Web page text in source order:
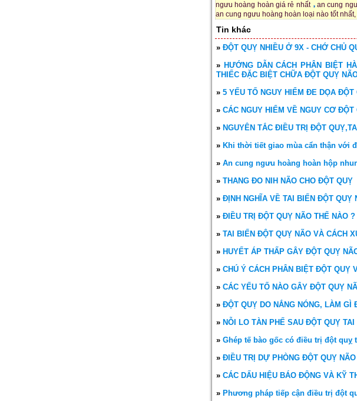
ngưu hoàng hoàn giá rẻ nhất
an cung
an cung ngưu hoàng hoàn loại nào tốt nhất,
Tin khác
» ĐỘT QUỴ NHIỀU Ở 9X - CHỚ CHỦ
» HƯỚNG DẪN CÁCH PHÂN BIỆT
THIẾC ĐẶC BIỆT CHỮA ĐỘT QUỴ
» 5 YẾU TỐ NGUY HIỂM ĐE DỌA
» CÁC NGUY HIỂM VỀ NGUY CƠ ĐỘT
» NGUYÊN TẮC ĐIỀU TRỊ ĐỘT
» Khi thời tiết giao mùa cẩn thận với
» An cung ngưu hoàng hoàn hộp
» THANG ĐO NIH NÃO CHO ĐỘT QUỴ
» ĐỊNH NGHĨA VỀ TAI BIẾN ĐỘT QUỴ
» ĐIỀU TRỊ ĐỘT QUỴ NÃO THẾ NÀO ?
» TAI BIẾN ĐỘT QUỴ NÃO VÀ CÁCH
» HUYẾT ÁP THẤP GÂY ĐỘT QUỴ
» CHÚ Ý CÁCH PHÂN BIỆT ĐỘT QUỴ
» CÁC YẾU TỐ NÀO GÂY ĐỘT QUỴ
» ĐỘT QUỴ DO NẮNG NÓNG, LÀM GÌ
» NỖI LO TÀN PHẾ SAU ĐỘT QUỴ
» Ghép tế bào gốc có điều trị đột
» ĐIỀU TRỊ DỰ PHÒNG ĐỘT QUỴ
» CÁC DẤU HIỆU BÁO ĐỘNG VÀ KỸ
» Phương pháp tiếp cận điều trị đột